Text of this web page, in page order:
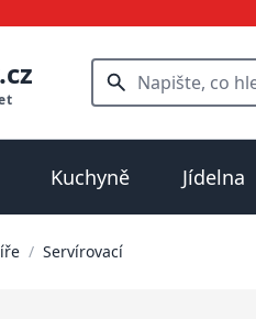
Kuchyně Jídelna
/ Servírovací